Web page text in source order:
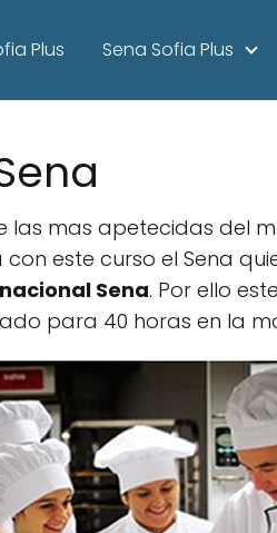
Plus Sena Sofia Plus
las mas apetecidas del
este curso el Sena
Sena. Por ello
para 40 horas en la